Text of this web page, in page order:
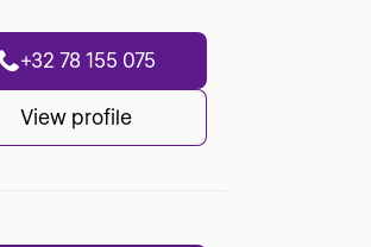
+32 78 155 075
View profile